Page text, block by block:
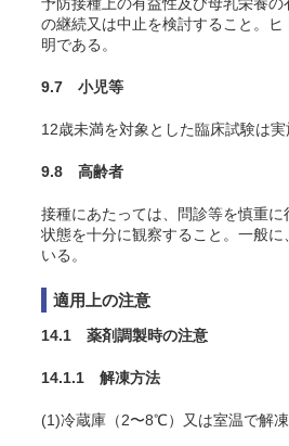
の継続又は中止を検討すること。
明である。
9.7 小児等
12歳未満を対象とした臨床試験は実
9.8 高齢者
接種にあたっては、問診等を慎重
状態を十分に観察すること。一般
いる。
適用上の注意
14.1 薬剤調製時の注意
14.1.1 解凍方法
(1)冷蔵庫（2〜8℃）又は室温で解凍